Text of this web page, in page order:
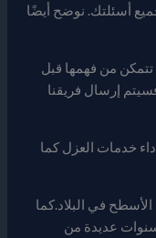
أسئلتك. نوضح أيضًا
تتمكن من فهمها قبل
إرسال فريقنا
خدمات العزل كما
في البلاد.كما
سنوات عديدة من